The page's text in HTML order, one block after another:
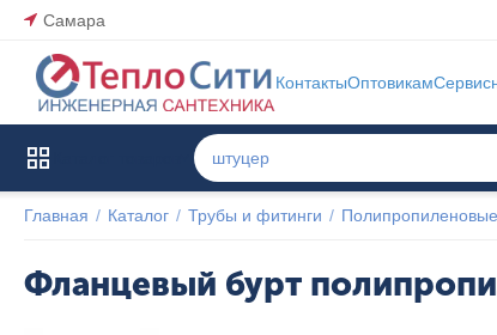
Самара
КонтактыОптовикам
Главная / Каталог / Трубы и фитинги /
Фланцевый бурт